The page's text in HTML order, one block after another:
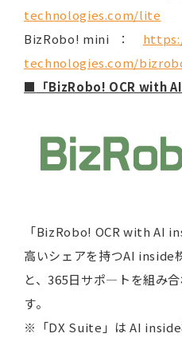
technologies.com/lite
BizRobo! mini ：
technologies.com/
■ 「BizRobo! OCR with
「BizRobo! OCR with AI
高いシェアを持つAI inside
と、365日サポ―トを組み
す。
※「DX Suite」は AI inside